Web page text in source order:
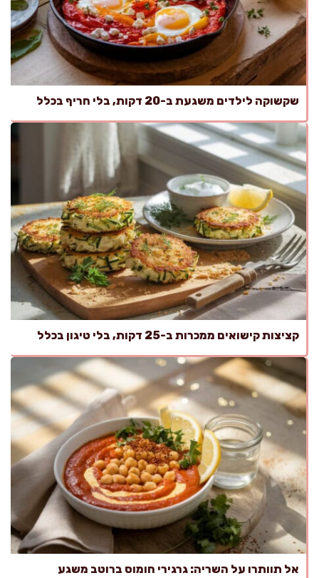
שקשוקה לילדים משגעת ב-20 דקות, בלי חריף בכלל
קציצות קישואים ממכרות ב-25 דקות, בלי טיגון בכלל
אל תוותרו על השריה: גרגירי חומוס ברוטב משגע